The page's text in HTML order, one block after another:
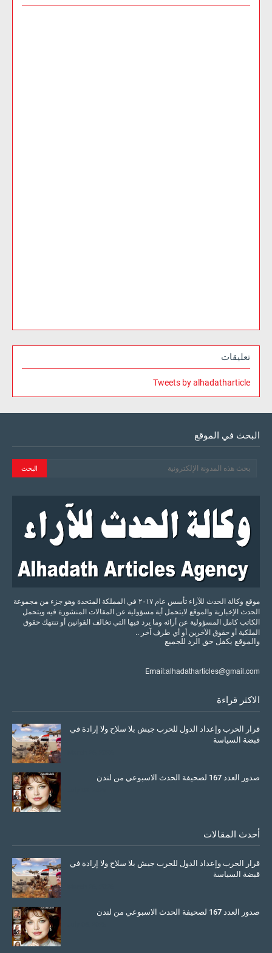
تعليقات
Tweets by alhadatharticle
البحث في الموقع
موقع وكالة الحدث للآراء تأسس عام ٢٠١٧ في المملكة المتحدة وهو جزء من مجموعة
الحدث الإخبارية والموقع لايتحمل أية مسؤولية عن المقالات المنشورة فيه ويتحمل
الكاتب كامل المسؤولية عن أرائه وما يرد فيها التي تخالف القوانين أو تنتهك حقوق
الملكية أو حقوق الآخرين أو أي طرف آخر ..
والموقع يكفل حق الرد للجميع
Email:alhadatharticles@gmail.com
الاكثر قراءة
قرار الحرب وإعداد الدول للحرب جيش بلا سلاح ولا إرادة في
قبضة السياسة
صدور العدد 167 لصحيفة الحدث الاسبوعي من لندن
أحدث المقالات
قرار الحرب وإعداد الدول للحرب جيش بلا سلاح ولا إرادة في
قبضة السياسة
صدور العدد 167 لصحيفة الحدث الاسبوعي من لندن